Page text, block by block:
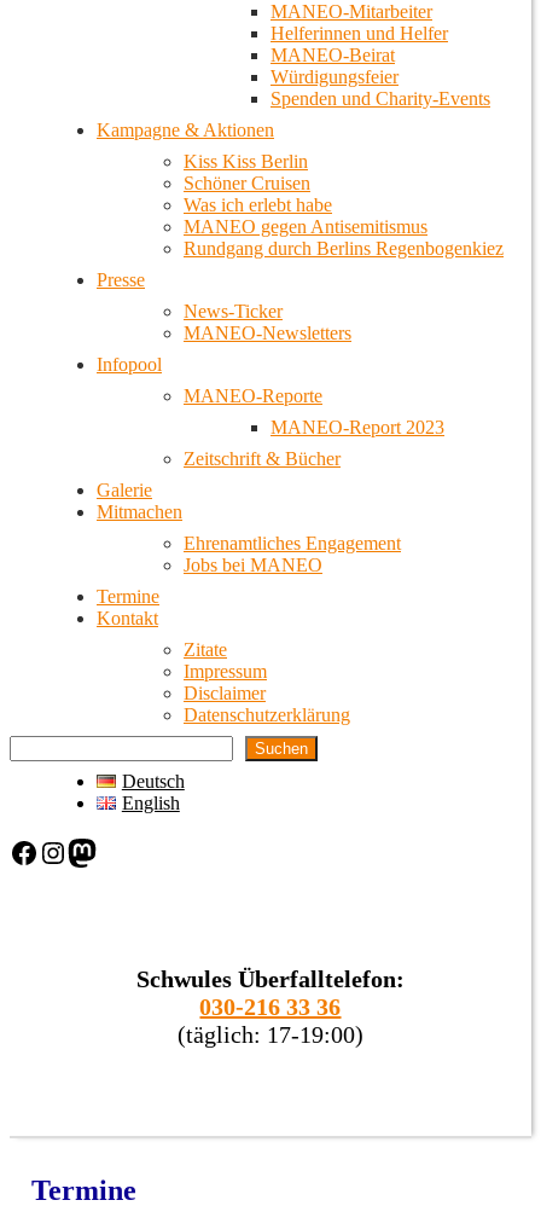
MANEO-Mitarbeiter
Helferinnen und Helfer
MANEO-Beirat
Würdigungsfeier
Spenden und Charity-Events
Kampagne & Aktionen
Kiss Kiss Berlin
Schöner Cruisen
Was ich erlebt habe
MANEO gegen Antisemitismus
Rundgang durch Berlins Regenbogenkiez
Presse
News-Ticker
MANEO-Newsletters
Infopool
MANEO-Reporte
MANEO-Report 2023
Zeitschrift & Bücher
Galerie
Mitmachen
Ehrenamtliches Engagement
Jobs bei MANEO
Termine
Kontakt
Zitate
Impressum
Disclaimer
Datenschutzerklärung
Suchen
Deutsch
English
Facebook Instagram Mastodon
Schwules Überfalltelefon:
030-216 33 36
(täglich: 17-19:00)
Termine